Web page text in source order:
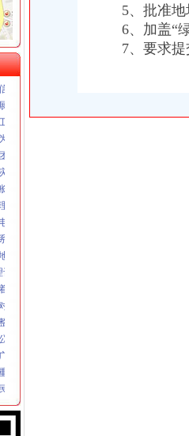
务行业
企业业主培训会
据质量
度企业年检工作见成效
用体系建设成员单位数据交换培训
保密自查工作
共向灾区捐款近4万元
灾区募集捐款23万余元
为四川大地震遇难者默哀并捐款
工程，助推新农村建设
权质押2.4854亿元
我局表示问 四川省局发来感谢信
区捐款1000元
震灾后稳定工作
账向梁平局紧急捐款2万元
重抓住四大要素
地震波动
行动确保奥运火炬顺利递
路广告监管
告刊播违规行为处理办法》
庆进出口权场秩序
专业合作社实施商标品牌战略
告监管取得明显成效
努力提高选人用人公信度
青岛招商引资
5、批准地
6、加盖“绿
7、要求提